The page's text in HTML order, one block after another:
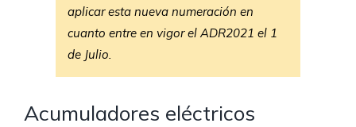
aplicar esta nueva numeración en
cuanto entre en vigor el ADR2021 el 1
de Julio.
Acumuladores eléctricos